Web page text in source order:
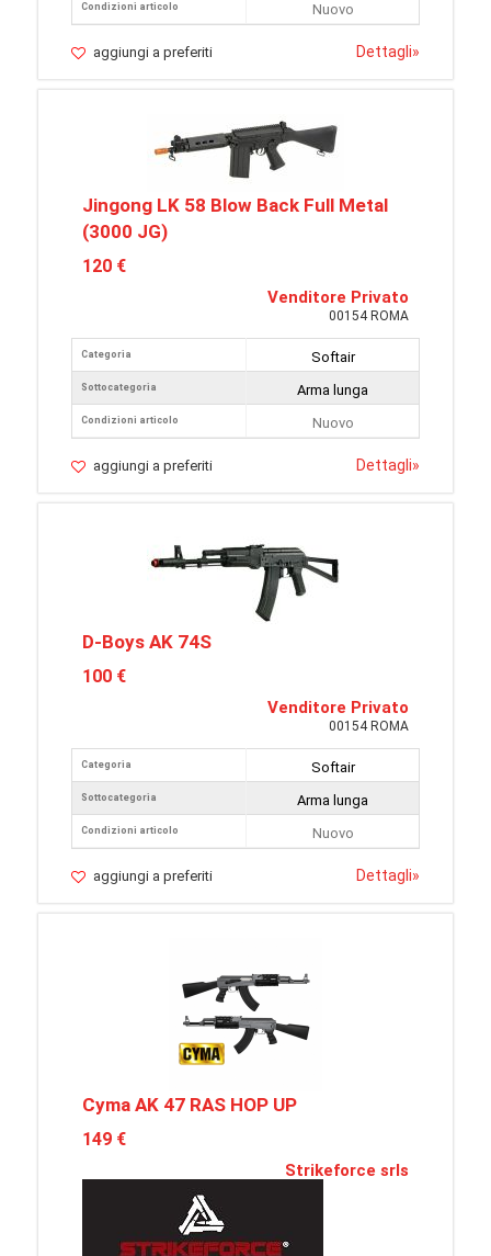
Condizioni articolo
Nuovo
aggiungi a preferiti Dettagli»
Jingong LK 58 Blow Back Full Metal
(3000 JG)
120 €
Venditore Privato
00154 ROMA
Categoria
Sottocategoria
Condizioni articolo
Softair
Arma lunga
Nuovo
aggiungi a preferiti Dettagli»
D-Boys AK 74S
100 €
Venditore Privato
00154 ROMA
Categoria
Sottocategoria
Condizioni articolo
Softair
Arma lunga
Nuovo
aggiungi a preferiti Dettagli»
Cyma AK 47 RAS HOP UP
149 €
Strikeforce srls